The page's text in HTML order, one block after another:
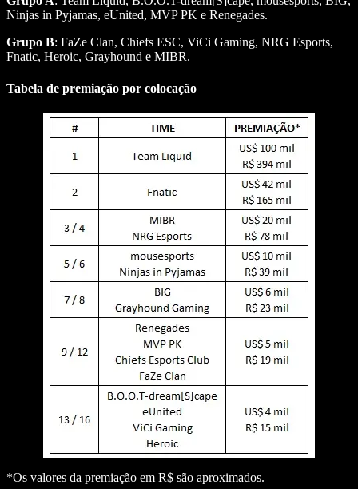
Ninjas in Pyjamas, eUnited, MVP PK e Renegades.
Grupo B: FaZe Clan, Chiefs ESC, ViCi Gaming, NRG Esports,
Fnatic, Heroic, Grayhound e MIBR.
Tabela de premiação por colocação
*Os valores da premiação em R$ são aproximados.